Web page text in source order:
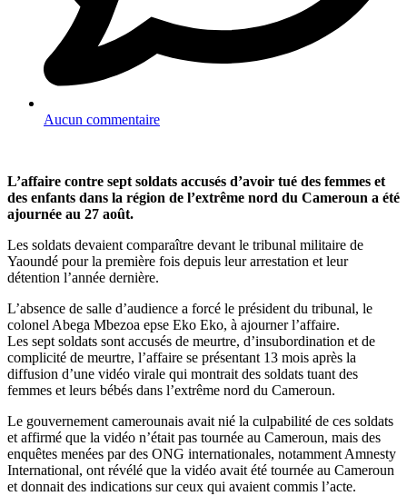
Aucun commentaire
L’affaire contre sept soldats accusés d’avoir tué des femmes et
des enfants dans la région de l’extrême nord du Cameroun a été
ajournée au 27 août.
Les soldats devaient comparaître devant le tribunal militaire de
Yaoundé pour la première fois depuis leur arrestation et leur
détention l’année dernière.
L’absence de salle d’audience a forcé le président du tribunal, le
colonel Abega Mbezoa epse Eko Eko, à ajourner l’affaire.
Les sept soldats sont accusés de meurtre, d’insubordination et de
complicité de meurtre, l’affaire se présentant 13 mois après la
diffusion d’une vidéo virale qui montrait des soldats tuant des
femmes et leurs bébés dans l’extrême nord du Cameroun.
Le gouvernement camerounais avait nié la culpabilité de ces soldats
et affirmé que la vidéo n’était pas tournée au Cameroun, mais des
enquêtes menées par des ONG internationales, notamment Amnesty
International, ont révélé que la vidéo avait été tournée au Cameroun
et donnait des indications sur ceux qui avaient commis l’acte.